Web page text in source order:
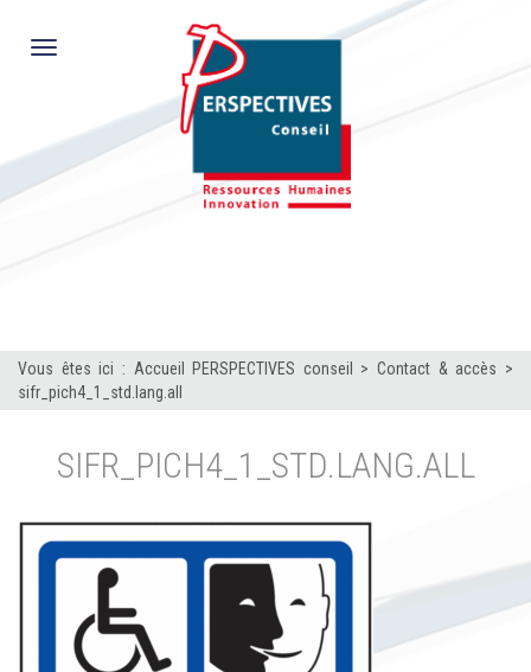
Toggle
Vous êtes ici : Accueil PERSPECTIVES conseil >Contact & accès >
sifr_pich4_1_std.lang.all
SIFR_PICH4_1_STD.LANG.ALL